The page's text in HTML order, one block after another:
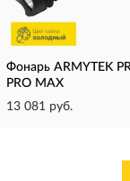
Фонарь ARMYTEK
PRO MAX
13 081 руб.